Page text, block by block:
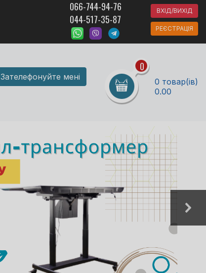
066-744-94-76
044-517-35-87
ВХІД/ВИХІД
РЕЄСТРАЦІЯ
Зателефонуйте мені
0
0 товар(ів)
0.00